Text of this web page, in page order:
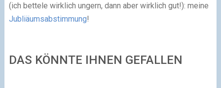
(ich bettele wirklich ungern, dann aber wirklich gut!): meine
Jubliäumsabstimmung!
DAS KÖNNTE IHNEN GEFALLEN